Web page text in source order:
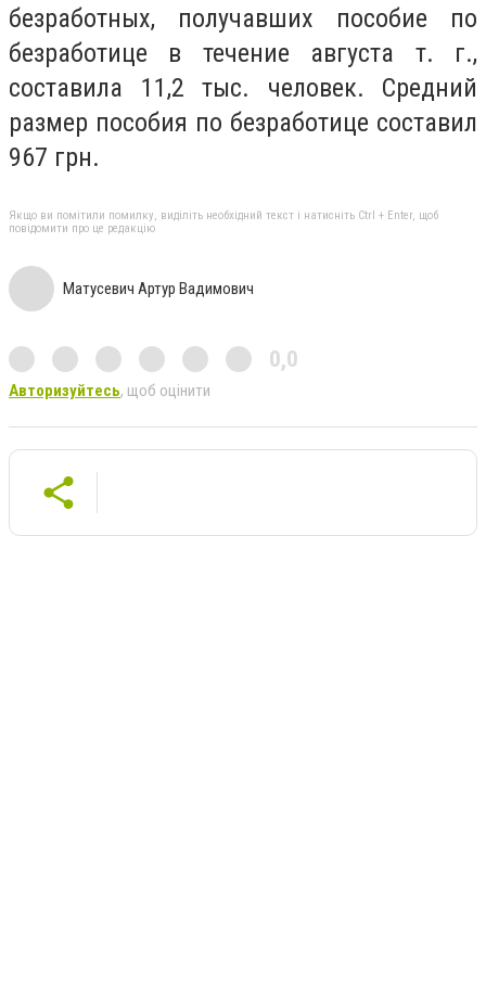
безработных, получавших пособие по
безработице в течение августа т. г.,
составила 11,2 тыс. человек. Средний
размер пособия по безработице составил
967 грн.
Якщо ви помітили помилку, виділіть необхідний текст і натисніть Ctrl + Enter, щоб
повідомити про це редакцію
Матусевич Артур Вадимович
0,0
Авторизуйтесь, щоб оцінити